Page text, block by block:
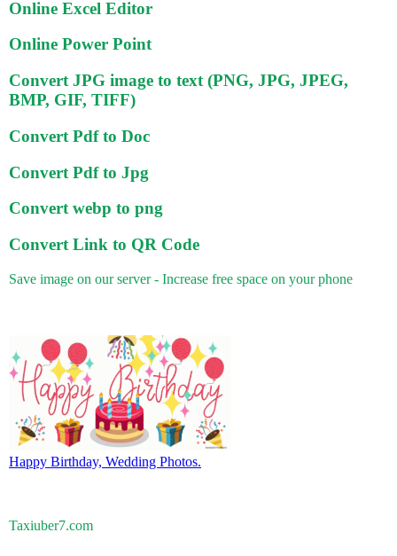
Online Excel Editor
Online Power Point
Convert JPG image to text (PNG, JPG, JPEG,
BMP, GIF, TIFF)
Convert Pdf to Doc
Convert Pdf to Jpg
Convert webp to png
Convert Link to QR Code
Save image on our server - Increase free space on your phone
Happy Birthday, Wedding Photos.
Taxiuber7.com